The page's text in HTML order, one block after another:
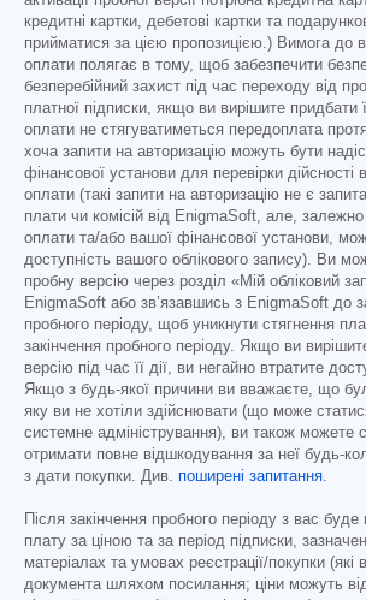
кредитні картки, дебетові картки та
прийматися за цією пропозицією.) Вимога до
оплати полягає в тому, щоб забезпечити
безперебійний захист під час переходу від
платної підписки, якщо ви вирішите придбати
оплати не стягуватиметься передоплата
хоча запити на авторизацію можуть бути
фінансової установи для перевірки дійсності
оплати (такі запити на авторизацію не є
плати чи комісій від EnigmaSoft, але,
оплати та/або вашої фінансової установи,
доступність вашого облікового запису). Ви
пробну версію через розділ «Мій обліковий
EnigmaSoft або зв’язавшись з EnigmaSoft до
пробного періоду, щоб уникнути стягнення
закінчення пробного періоду. Якщо ви
версію під час її дії, ви негайно втратите
Якщо з будь-якої причини ви вважаєте, що
яку ви не хотіли здійснювати (що може
системне адміністрування), ви також можете
отримати повне відшкодування за неї будь-
з дати покупки. Див. поширені запитання.
Після закінчення пробного періоду з вас буде
плату за ціною та за період підписки,
матеріалах та умовах реєстрації/покупки (які
документа шляхом посилання; ціни можуть